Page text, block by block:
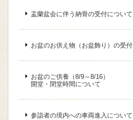
盂蘭盆会に伴う納骨の受付について
お盆のお供え物（お盆飾り）の受付
お盆のご供養（8/9～8/16）
開堂・閉堂時間について
参詣者の境内への車両進入について